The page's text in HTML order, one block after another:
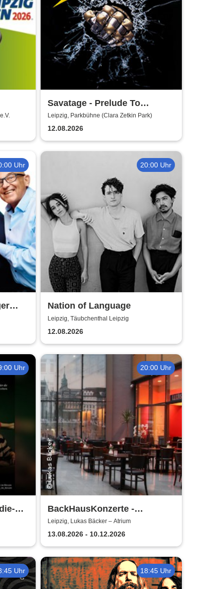
Savatage - Prelude To
Madness - Summer Tour 2026
Leipzig, Parkbühne (Clara Zetkin Park)
12.08.2026
Uhr 20:00 Uhr
Nation of Language
Leipzig, Täubchenthal Leipzig
12.08.2026
Uhr 20:00 Uhr
BackHausKonzerte -
Kammermusik mit der
Sinfonia Leipzig
Leipzig, Lukas Bäcker – Atrium
13.08.2026 - 10.12.2026
Uhr 18:45 Uhr